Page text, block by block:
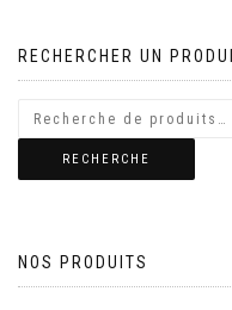
l’article
RECHERCHER UN
RECHERCHE
NOS PRODUITS